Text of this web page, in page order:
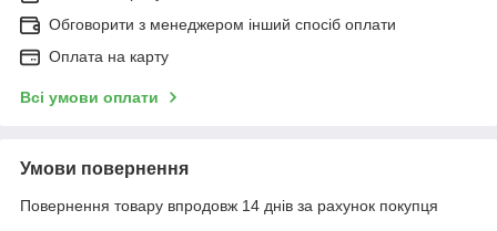
Обговорити з менеджером інший спосіб оплати
Оплата на карту
Всі умови оплати
Умови повернення
Повернення товару впродовж 14 днів за рахунок покупця